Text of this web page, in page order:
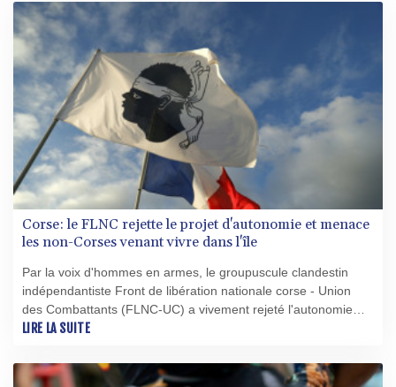
Corse: le FLNC rejette le projet d'autonomie et menace
les non-Corses venant vivre dans l'île
Par la voix d'hommes en armes, le groupuscule clandestin
indépendantiste Front de libération nationale corse - Union
des Combattants (FLNC-UC) a vivement rejeté l'autonomie
actuellement en discussion pour l'île et tous ses soutiens,
LIRE LA SUITE